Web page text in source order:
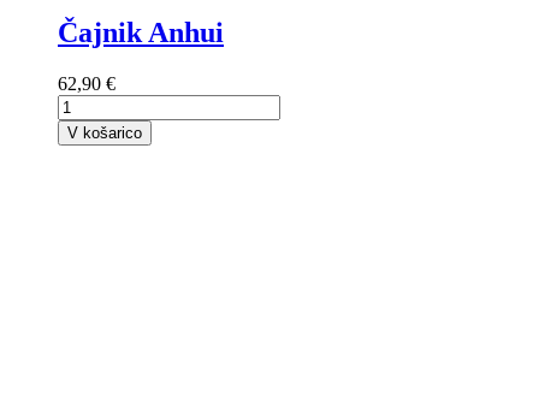
Čajnik Anhui
62,90 €
V košarico